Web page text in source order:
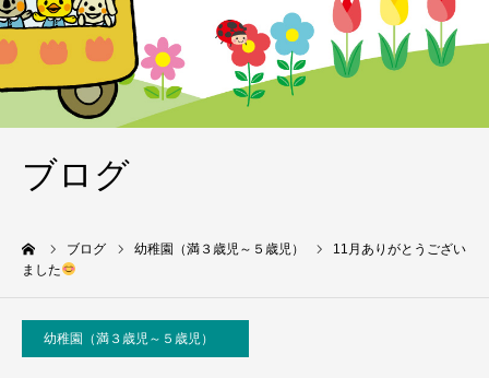
ブログ
ブログ 幼稚園（満３歳児～５歳児）
11月ありがとうござい
ました
幼稚園（満３歳児～５歳児）